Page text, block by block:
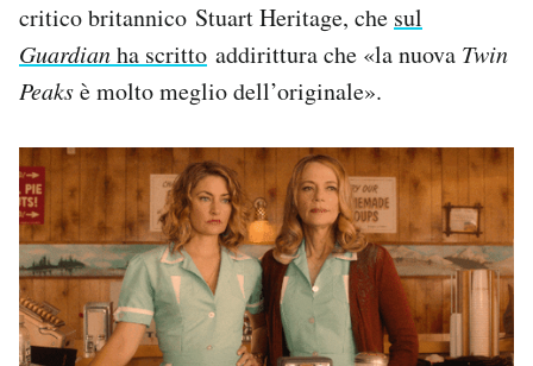
critico britannico Stuart Heritage, che sul
Guardianha scritto addirittura che «la nuova Twin
Peaksè molto meglio dell’originale».